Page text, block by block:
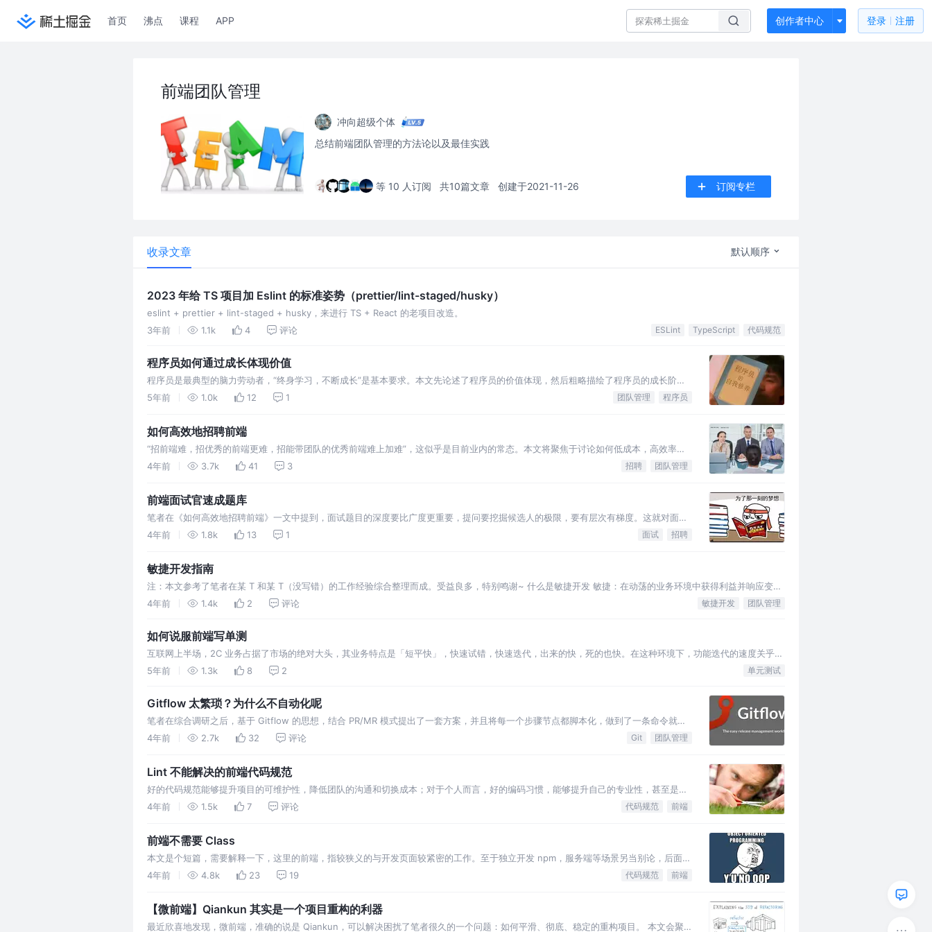
首页 沸点 课程 APP 创作者中心 登录 注册
前端团队管理
冲向超级个体
总结前端团队管理的方法论以及最佳实践
等 10 人订阅 共10篇文章 创建于2021-11-26 订阅专栏
收录文章 默认顺序
2023 年给 TS 项目加 Eslint 的标准姿势（prettier/lint-staged/husky）
eslint + prettier + lint-staged + husky，来进行 TS + React 的老项目改造。
3年前
1.1k 4 评论 ESLint TypeScript 代码规范
程序员如何通过成长体现价值
程序员是最典型的脑力劳动者，“终身学习，不断成长”是基本要求。本文先论述了程序员的价值体现，然后粗略描绘了程序员的成长阶
段，最后尝试列出具体可提升的能力点。希望从宏观到微观给出有价值的参考。
5年前 1.0k 12 1 团队管理 程序员
如何高效地招聘前端
“招前端难，招优秀的前端更难，招能带团队的优秀前端难上加难”，这似乎是目前业内的常态。本文将聚焦于讨论如何低成本，高效率的
进行人才筛选和招聘，希望能够对正在搭建前端团队的同学有所帮助。
4年前 3.7k 41 3 招聘 团队管理
前端面试官速成题库
笔者在《如何高效地招聘前端》一文中提到，面试题目的深度要比广度更重要，提问要挖掘候选人的极限，要有层次有梯度。这就对面试
官有很高的要求，那么如何快速培训面试官呢？当然是用题库。
4年前 1.8k 13 1 面试 招聘
敏捷开发指南
注：本文参考了笔者在某 T 和某 T（没写错）的工作经验综合整理而成。受益良多，特别鸣谢~ 什么是敏捷开发 敏捷：在动荡的业务环境中获得利益并响应变化
的能力。
4年前 1.4k 2 评论 敏捷开发 团队管理
如何说服前端写单测
互联网上半场，2C 业务占据了市场的绝对大头，其业务特点是「短平快」，快速试错，快速迭代，出来的快，死的也快。在这种环境下，功能迭代的速度关乎生
死，没有比生死更重要的事了。单测？等这个（下个，下下个……）迭代完成之后再补吧。 随着互联网发展进入了下半场，2B 业务开始抬头，业界…
5年前 1.3k 8 2 单元测试
Gitflow 太繁琐？为什么不自动化呢
笔者在综合调研之后，基于 Gitflow 的思想，结合 PR/MR 模式提出了一套方案，并且将每一个步骤节点都脚本化，做到了一条命令就可
以完成复杂的操作。现整理成文，希望给大家做一个参考。
4年前 2.7k 32 评论 Git 团队管理
Lint 不能解决的前端代码规范
好的代码规范能够提升项目的可维护性，降低团队的沟通和切换成本；对于个人而言，好的编码习惯，能够提升自己的专业性，甚至是架
构设计的入室法门（毫不夸张）。本文将罗列出一些普适的软性编码规范，供各位参考
4年前 1.5k 7 评论 代码规范 前端
前端不需要 Class
本文是个短篇，需要解释一下，这里的前端，指较狭义的与开发页面较紧密的工作。至于独立开发 npm，服务端等场景另当别论，后面会
有论述。
4年前 4.8k 23 19 代码规范 前端
【微前端】Qiankun 其实是一个项目重构的利器
最近欣喜地发现，微前端，准确的说是 Qiankun，可以解决困扰了笔者很久的一个问题：如何平滑、彻底、稳定的重构项目。 本文会聚